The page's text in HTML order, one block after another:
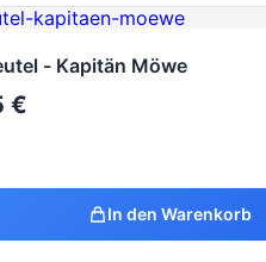
- Kapitän Möwe
€
In den Warenkorb